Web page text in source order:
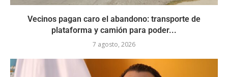
Vecinos pagan caro el abandono: transporte de
plataforma y camión para poder...
7 agosto, 2026